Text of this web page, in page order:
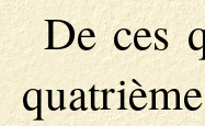
De ces